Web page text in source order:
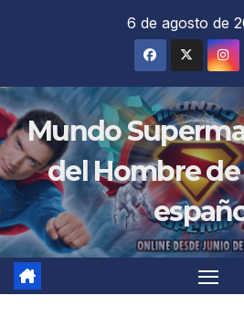
6 de agosto de
Mundo
del Hombre